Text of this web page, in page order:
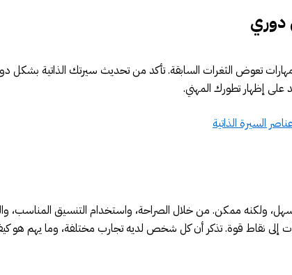
دوري
تعوض الثغرات السابقة. تأكد من تحديث سيرتك الذاتية بشكل
إظهار تطورك المهني.
ولكنه ممكن. من خلال الصراحة، واستخدام التنسيق المناسب،
إلى نقاط قوة. تذكر أن كل شخص لديه تجارب مختلفة، وما يهم هو